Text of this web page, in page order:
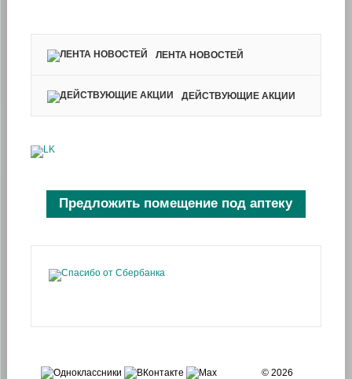
ЛЕНТА НОВОСТЕЙ
ДЕЙСТВУЮЩИЕ АКЦИИ
Предложить помещение под аптеку
© 2026